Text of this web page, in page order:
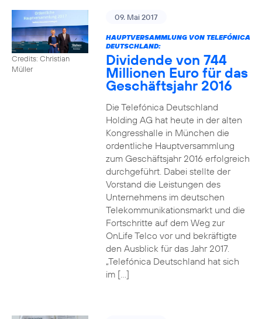
Credits: Christian
Müller
09. Mai 2017
HAUPTVERSAMMLUNG VON TELEFÓNICA
DEUTSCHLAND:
Dividende von 744
Millionen Euro für das
Geschäftsjahr 2016
Die Telefónica Deutschland
Holding AG hat heute in der alten
Kongresshalle in München die
ordentliche Hauptversammlung
zum Geschäftsjahr 2016 erfolgreich
durchgeführt. Dabei stellte der
Vorstand die Leistungen des
Unternehmens im deutschen
Telekommunikationsmarkt und die
Fortschritte auf dem Weg zur
OnLife Telco vor und bekräftigte
den Ausblick für das Jahr 2017.
„Telefónica Deutschland hat sich
im […]